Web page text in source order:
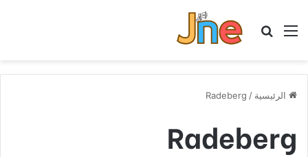
القائمة بحث عن
الرئيسية /
Radeberg
Radeberg